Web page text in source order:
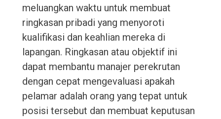
meluangkan waktu untuk membuat
ringkasan pribadi yang menyoroti
kualifikasi dan keahlian mereka di
lapangan. Ringkasan atau objektif ini
dapat membantu manajer perekrutan
dengan cepat mengevaluasi apakah
pelamar adalah orang yang tepat untuk
posisi tersebut dan membuat keputusan